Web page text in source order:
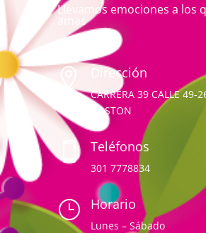
Llevamos emociones a los
amas
 Dirección
CARRERA 39 CALLE 49-
BOSTON
 Teléfonos
301 7778834
} Horario
Lunes – Sábado